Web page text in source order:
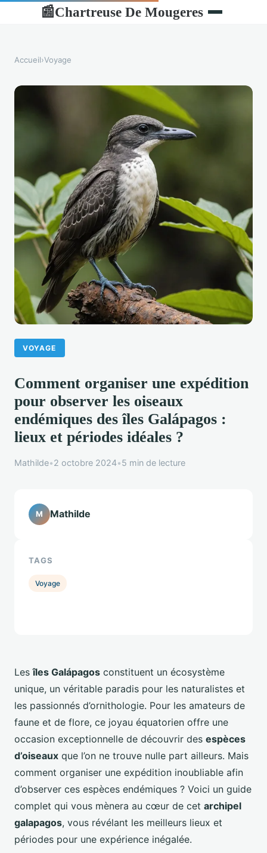
📰Chartreuse De Mougeres
Accueil›Voyage
VOYAGE
Comment organiser une expédition
pour observer les oiseaux
endémiques des îles Galápagos :
lieux et périodes idéales ?
Mathilde•2 octobre 2024•5 min de lecture
Lesîles Galápagos constituent un écosystème
unique, un véritable paradis pour les naturalistes et
les passionnés d’ornithologie. Pour les amateurs de
faune et de flore, ce joyau équatorien offre une
occasion exceptionnelle de découvrir des espèces
d’oiseaux que l’on ne trouve nulle part ailleurs. Mais
comment organiser une expédition inoubliable afin
d’observer ces espèces endémiques ? Voici un guide
complet qui vous mènera au cœur de cet archipel
galapagos, vous révélant les meilleurs lieux et
périodes pour une expérience inégalée.
M Mathilde
TAGS
Voyage